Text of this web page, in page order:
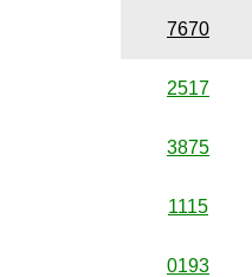
7670
2517
3875
1115
0193